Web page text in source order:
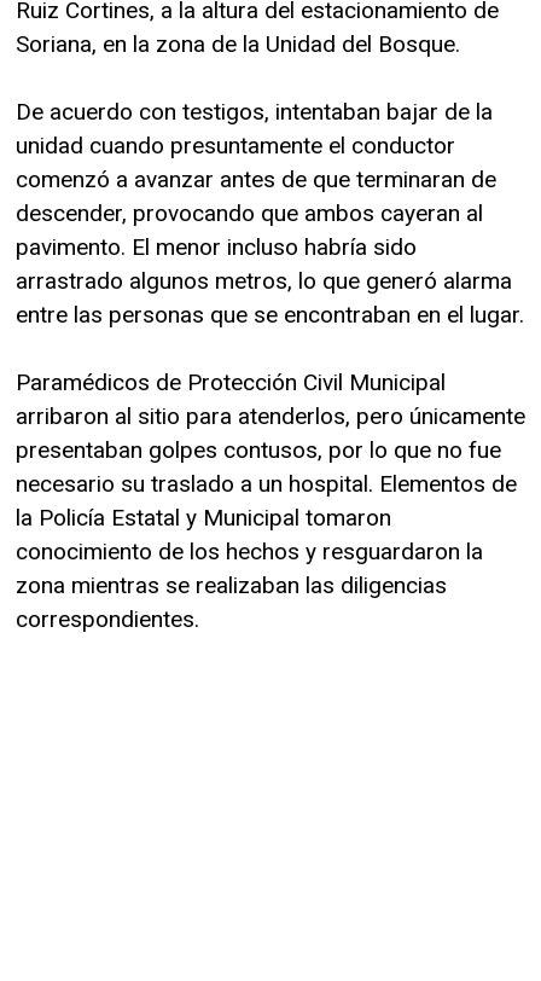
Ruiz Cortines, a la altura del estacionamiento de
Soriana, en la zona de la Unidad del Bosque.
De acuerdo con testigos, intentaban bajar de la
unidad cuando presuntamente el conductor
comenzó a avanzar antes de que terminaran de
descender, provocando que ambos cayeran al
pavimento. El menor incluso habría sido
arrastrado algunos metros, lo que generó alarma
entre las personas que se encontraban en el lugar.
Paramédicos de Protección Civil Municipal
arribaron al sitio para atenderlos, pero únicamente
presentaban golpes contusos, por lo que no fue
necesario su traslado a un hospital. Elementos de
la Policía Estatal y Municipal tomaron
conocimiento de los hechos y resguardaron la
zona mientras se realizaban las diligencias
correspondientes.